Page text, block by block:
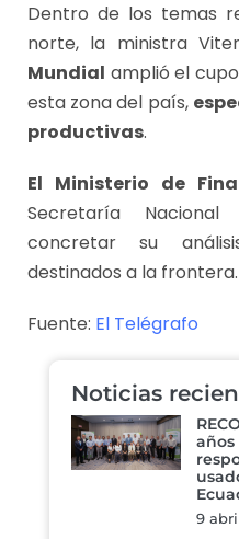
Dentro de los temas
norte, la ministra
Mundial amplió el
esta zona del país,
productivas.
El Ministerio de
Secretaría
concretar su
destinados a la frontera.
Fuente: El Telégrafo
Noticias
9